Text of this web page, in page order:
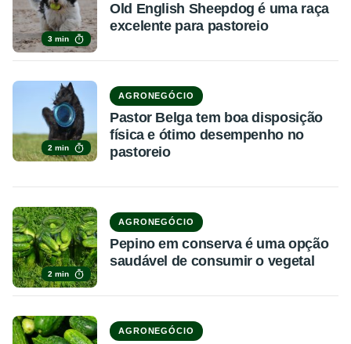
3 min
Old English Sheepdog é uma raça
excelente para pastoreio
2 min
AGRONEGÓCIO
Pastor Belga tem boa disposição
física e ótimo desempenho no
pastoreio
2 min
AGRONEGÓCIO
Pepino em conserva é uma opção
saudável de consumir o vegetal
AGRONEGÓCIO